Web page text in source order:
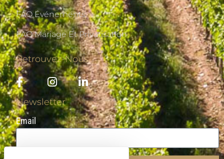
FAQ Événements
FAQ Mariage Et Privatisation
Retrouvez-Nous
Newsletter
Email